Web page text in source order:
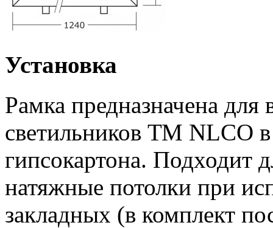
Установка
Рамка предназначена
светильников ТМ NLCO
гипсокартона. Подходит
натяжные потолки при
закладных (в комплект